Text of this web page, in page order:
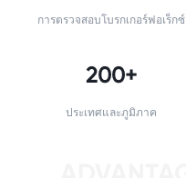
การตรวจสอบโบรกเกอร์ฟอเร็กซ์
200+
ประเทศและภูมิภาค